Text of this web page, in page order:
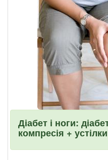
Діабет і ноги:
компресія + устілки